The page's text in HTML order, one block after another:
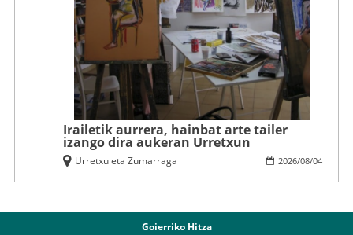
Irailetik aurrera, hainbat arte tailer
izango dira aukeran Urretxun
2026/08/04
Urretxu eta Zumarraga
Goierriko Hitza